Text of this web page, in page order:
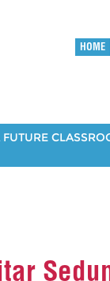
HOME
FUTURE